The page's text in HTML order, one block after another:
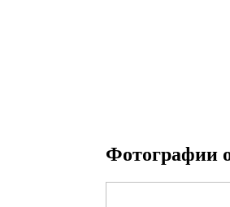
Фотографии